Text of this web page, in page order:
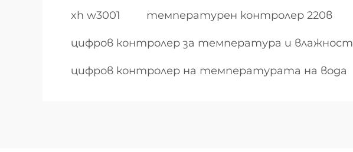
xh w3001 температурен контролер 220в
цифров контролер за температура и влажност
цифров контролер на температурата на вода